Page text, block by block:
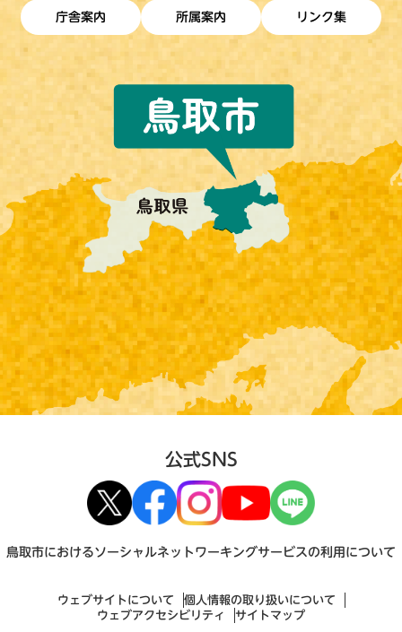
庁舎案内 所属案内 リンク集
公式SNS
鳥取市におけるソーシャルネットワーキングサービスの利用について
ウェブサイトについて
個人情報の取り扱いについて
ウェブアクセシビリティ
サイトマップ